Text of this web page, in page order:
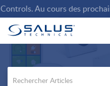
Au cours des